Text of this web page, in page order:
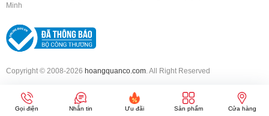
Minh
Copyright © 2008-2026 hoangquanco.com. All Right Reserved
Gọi điện Nhắn tin Ưu đãi Sản phẩm Cửa hàng